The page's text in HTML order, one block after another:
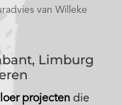
van Willeke
Limburg
projecten die